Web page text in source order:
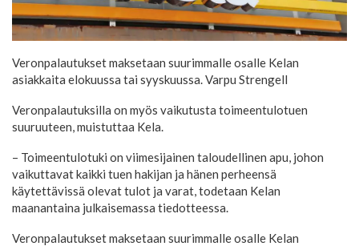
Veronpalautukset maksetaan suurimmalle osalle Kelan
asiakkaita elokuussa tai syyskuussa.Varpu Strengell
Veronpalautuksilla on myös vaikutusta toimeentulotuen
suuruuteen, muistuttaa Kela.
– Toimeentulotuki on viimesijainen taloudellinen apu, johon
vaikuttavat kaikki tuen hakijan ja hänen perheensä
käytettävissä olevat tulot ja varat, todetaan Kelan
maanantaina julkaisemassa tiedotteessa.
Veronpalautukset maksetaan suurimmalle osalle Kelan